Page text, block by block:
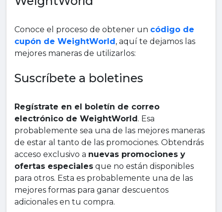
Conoce el proceso de obtener un código de
cupón de WeightWorld, aquí te dejamos las
mejores maneras de utilizarlos:
Suscríbete a boletines
Regístrate en el boletín de correo
electrónico de WeightWorld. Esa
probablemente sea una de las mejores maneras
de estar al tanto de las promociones. Obtendrás
acceso exclusivo a nuevas promociones y
ofertas especiales que no están disponibles
para otros. Esta es probablemente una de las
mejores formas para ganar descuentos
adicionales en tu compra.